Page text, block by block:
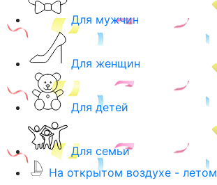
Для мужчин
Для женщин
Для детей
Для семьи
На открытом воздухе - летом